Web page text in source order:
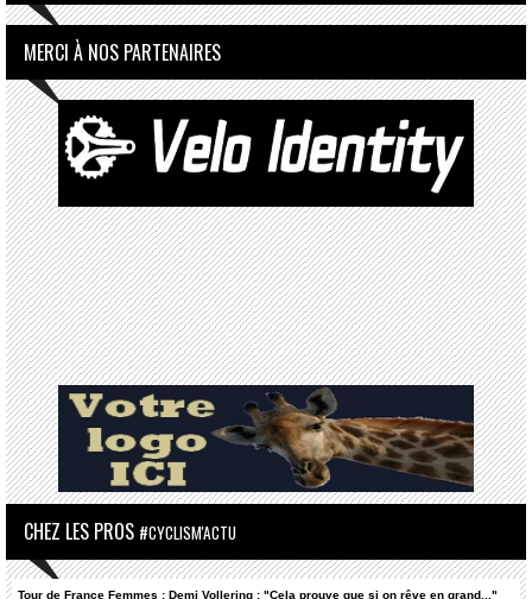
MERCI À NOS PARTENAIRES
CHEZ LES PROS #CYCLISM'ACTU
Tour de France Femmes : Demi Vollering : "Cela prouve que si on rêve en grand..."